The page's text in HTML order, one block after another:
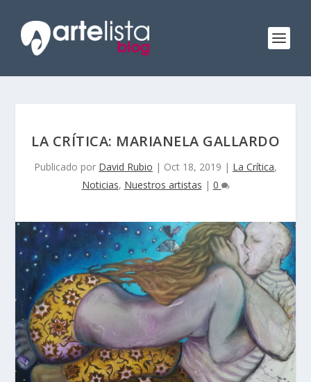
LA CRÍTICA: MARIANELA GALLARDO
Publicado por David Rubio | Oct 18, 2019 | La Crítica,
Noticias, Nuestros artistas | 0